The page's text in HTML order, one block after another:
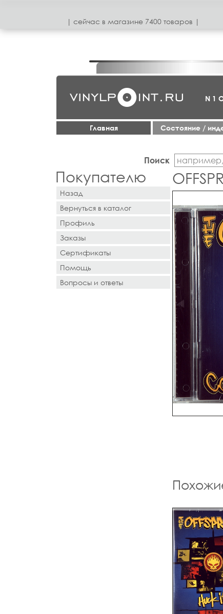
| сeйчас в магазинe 7400 товаров |
N 1
Главная Cостояние /
Поиск
Покупателю
Назад
Вернуться в каталог
Профиль
Заказы
Сертификаты
Помощь
Вопросы и ответы